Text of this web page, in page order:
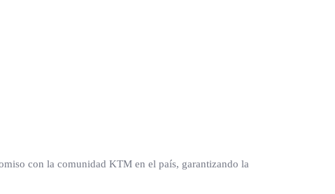
con la comunidad KTM en el país, garantizando la